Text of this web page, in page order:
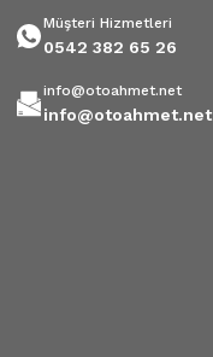
Müşteri Hizmetleri
0542 382 65 26
info@otoahmet.net
info@otoahmet.net